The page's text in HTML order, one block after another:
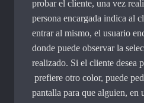
probar el cliente, una vez
persona encargada indica al
entrar al mismo, el usuario
donde puede observar la
realizado. Si el cliente desea
prefiere otro color, puede
pantalla para que alguien, en